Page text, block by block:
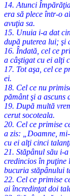
14. Atunci
era să plece într-o
avuţia sa.
15. Unuia i-a dat
după puterea lui; şi
16. Îndată, cel ce
a câştigat cu ei alţi
17. Tot aşa, cel ce
ei.
18. Cel ce nu
pământ şi a ascuns
19. După multă
cerut socoteala.
20. Cel ce primise
a zis: „Doamne,
cu ei alţi cinci
21. Stăpânul său i-
credincios în
bucuria stăpânului
22. Cel ce primise
ai încredinţat doi